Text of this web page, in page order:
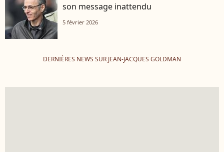
son message inattendu
5 février 2026
DERNIÈRES NEWS SUR JEAN-JACQUES GOLDMAN